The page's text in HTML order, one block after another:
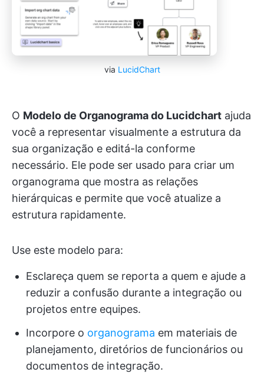
via LucidChart
O Modelo de Organograma do Lucidchart ajuda
você a representar visualmente a estrutura da
sua organização e editá-la conforme
necessário. Ele pode ser usado para criar um
organograma que mostra as relações
hierárquicas e permite que você atualize a
estrutura rapidamente.
Use este modelo para:
Esclareça quem se reporta a quem e ajude a
reduzir a confusão durante a integração ou
projetos entre equipes.
Incorpore o organograma em materiais de
planejamento, diretórios de funcionários ou
documentos de integração.